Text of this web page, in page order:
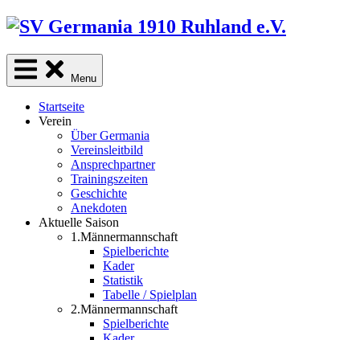
Skip
content
Menu
Startseite
Verein
Über Germania
Vereinsleitbild
Ansprechpartner
Trainingszeiten
Geschichte
Anekdoten
Aktuelle Saison
1.Männermannschaft
Spielberichte
Kader
Statistik
Tabelle / Spielplan
2.Männermannschaft
Spielberichte